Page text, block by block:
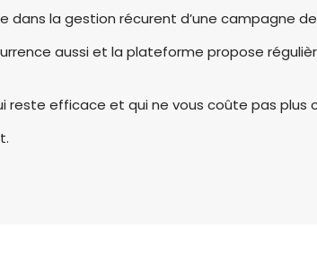
dans la gestion récurent d’une campagne de
aussi et la plateforme propose
reste efficace et qui ne vous coûte pas plus